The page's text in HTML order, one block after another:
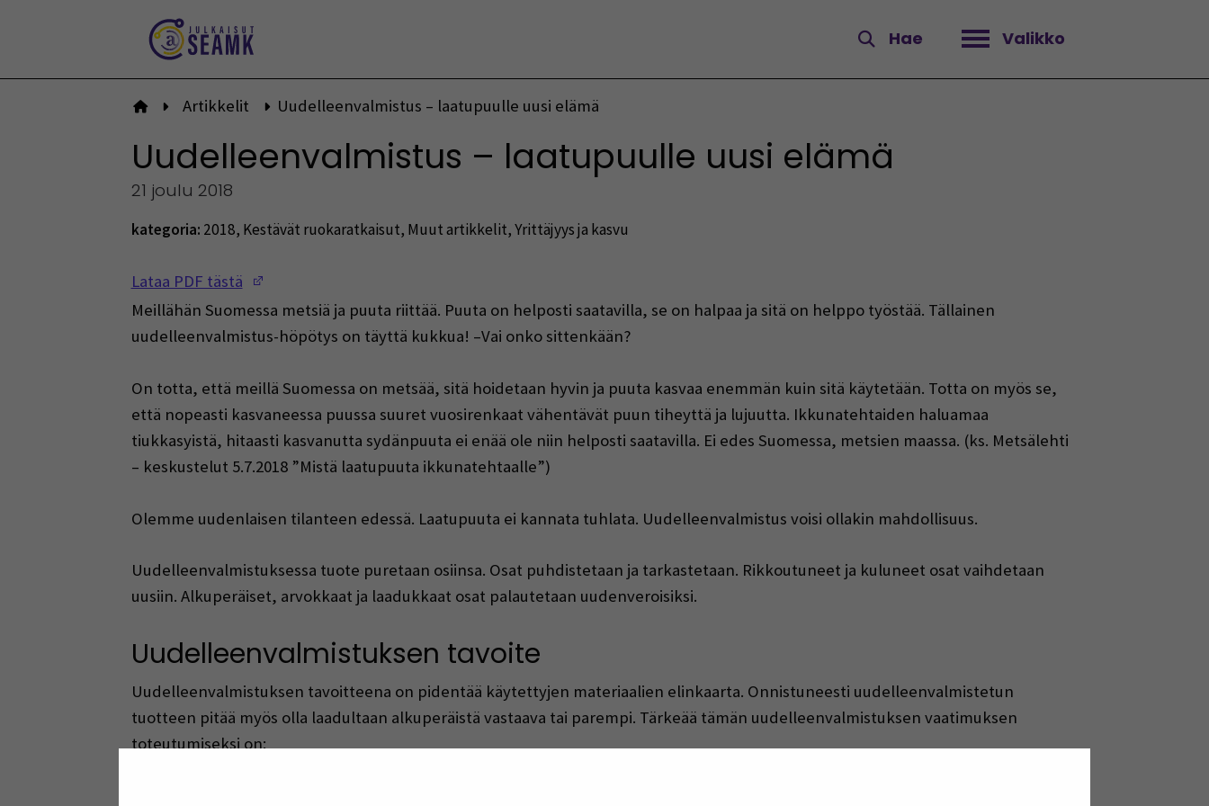
Hae Valikko
Avaa valikko
Etusivulle
Artikkelit Uudelleenvalmistus – laatupuulle uusi elämä
Uudelleenvalmistus – laatupuulle uusi elämä
21 joulu 2018
kategoria: 2018, Kestävät ruokaratkaisut, Muut artikkelit,Yrittäjyys ja kasvu
Lataa PDF tästä
Meillähän Suomessa metsiä ja puuta riittää. Puuta on helposti saatavilla, se on halpaa ja sitä on helppo työstää. Tällainen
uudelleenvalmistus-höpötys on täyttä kukkua! –Vai onko sittenkään?
On totta, että meillä Suomessa on metsää, sitä hoidetaan hyvin ja puuta kasvaa enemmän kuin sitä käytetään. Totta on myös se,
että nopeasti kasvaneessa puussa suuret vuosirenkaat vähentävät puun tiheyttä ja lujuutta. Ikkunatehtaiden haluamaa
tiukkasyistä, hitaasti kasvanutta sydänpuuta ei enää ole niin helposti saatavilla. Ei edes Suomessa, metsien maassa. (ks. Metsälehti
– keskustelut 5.7.2018 ”Mistä laatupuuta ikkunatehtaalle”)
Olemme uudenlaisen tilanteen edessä. Laatupuuta ei kannata tuhlata. Uudelleenvalmistus voisi ollakin mahdollisuus.
Uudelleenvalmistuksessa tuote puretaan osiinsa. Osat puhdistetaan ja tarkastetaan. Rikkoutuneet ja kuluneet osat vaihdetaan
uusiin. Alkuperäiset, arvokkaat ja laadukkaat osat palautetaan uudenveroisiksi.
Uudelleenvalmistuksen tavoite
Uudelleenvalmistuksen tavoitteena on pidentää käytettyjen materiaalien elinkaarta. Onnistuneesti uudelleenvalmistetun
tuotteen pitää myös olla laadultaan alkuperäistä vastaava tai parempi. Tärkeää tämän uudelleenvalmistuksen vaatimuksen
toteutumiseksi on: